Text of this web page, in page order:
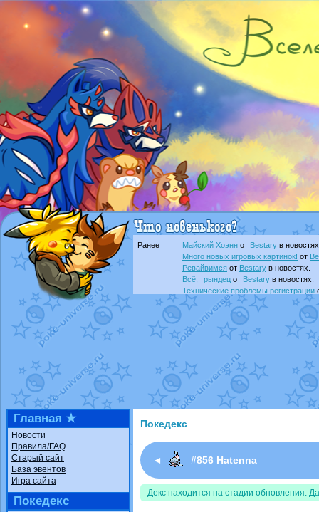
Ранее Майский Хоэнн от Bestary в
Много новых игровых картинок! от
Ревайвимся от Bestary в новостях.
Всё, трындец от Bestary в новостях.
Технические проблемы регистрации
доброе утро славянеот Dakkuв
Йолда и Мимикьюот MavisNyanCat
Недовольный котомангуст
от
The Dark Wishmakerот Randomon в
в
ilovearceus
Raging Boltот GraceDaFox
в
Shadow mismagius от
в
художник
от vicavica в фанарте.
Главная ★
Новости
Правила/FAQ
Старый сайт
База эвентов
Игра сайта
Покедекс
Покедекс
◄ #856 Hatenna
Декс находится на стадии обновления.